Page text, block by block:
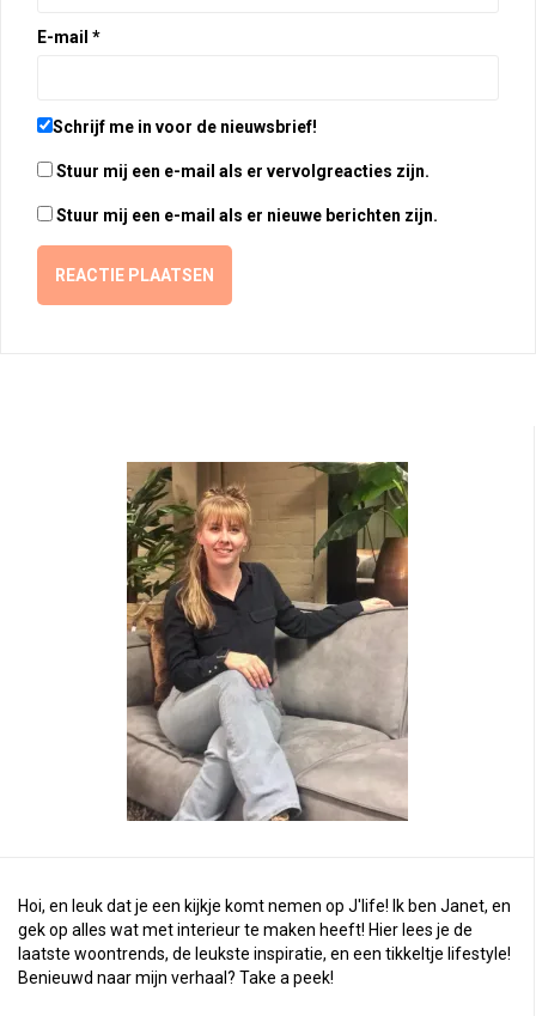
E-mail *
Schrijf me in voor de nieuwsbrief!
Stuur mij een e-mail als er vervolgreacties zijn.
Stuur mij een e-mail als er nieuwe berichten zijn.
Hoi, en leuk dat je een kijkje komt nemen op J'life! Ik ben Janet, en
gek op alles wat met interieur te maken heeft! Hier lees je de
laatste woontrends, de leukste inspiratie, en een tikkeltje lifestyle!
Benieuwd naar mijn verhaal? Take a peek!